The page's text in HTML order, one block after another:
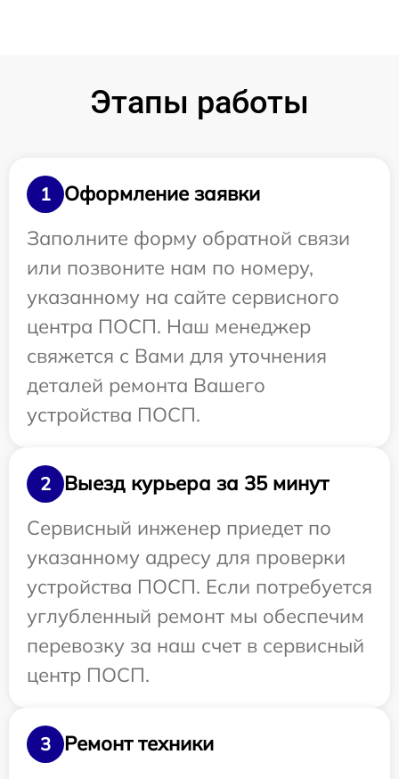
Этапы работы
1
Оформление заявки
Заполните форму обратной связи
или позвоните нам по номеру,
указанному на сайте сервисного
центра ПОСП. Наш менеджер
свяжется с Вами для уточнения
деталей ремонта Вашего
устройства ПОСП.
2
Выезд курьера за 35 минут
Сервисный инженер приедет по
указанному адресу для проверки
устройства ПОСП. Если потребуется
углубленный ремонт мы обеспечим
перевозку за наш счет в сервисный
центр ПОСП.
3
Ремонт техники